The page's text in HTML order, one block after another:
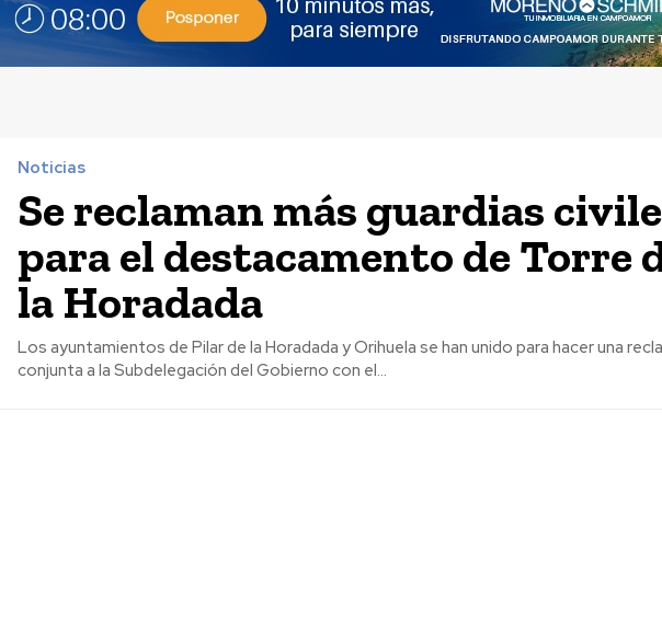
Noticias
Se reclaman más guardias
para el destacamento de Torre
la Horadada
Los ayuntamientos de Pilar de la Horadada y Orihuela se han unido para hacer una
conjunta a la Subdelegación del Gobierno con el...